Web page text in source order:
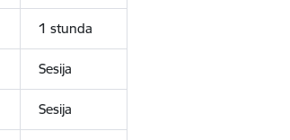
1 stunda
Sesija
Sesija